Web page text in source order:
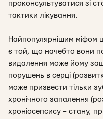
проконсультуватися зі
тактики лікування.
Найпопулярнішим міфом
є той, що начебто вони
видалення може йому
порушень в серці
може призвести тільки
хронічного запалення
хроніосепсису – стану,